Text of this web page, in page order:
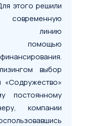
этого решили
линию
помощью
выбор
«Содружество»
постоянному
компании